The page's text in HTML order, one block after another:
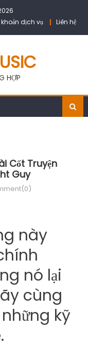
dịch vụ Liên hệ
HỢP
Cốt Truyện
Guy
này
nó lại
cùng
kỹ